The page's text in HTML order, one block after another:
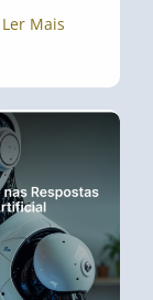
Ler Mais